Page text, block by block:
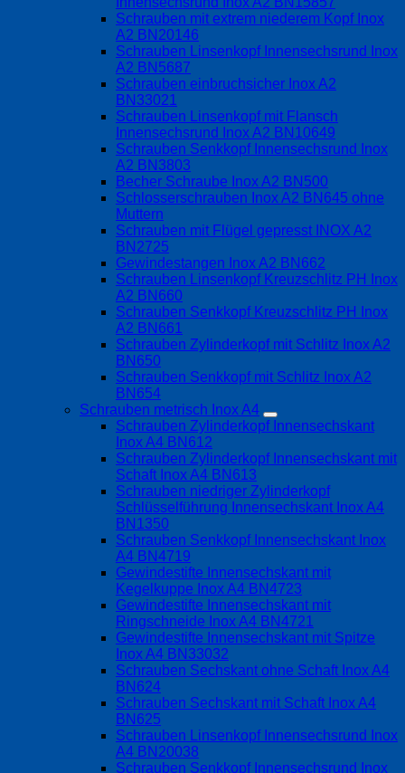
Schrauben mit extrem niederem Kopf Inox
A2 BN20146
Schrauben Linsenkopf Innensechsrund Inox
A2 BN5687
Schrauben einbruchsicher Inox A2
BN33021
Schrauben Linsenkopf mit Flansch
Innensechsrund Inox A2 BN10649
Schrauben Senkkopf Innensechsrund Inox
A2 BN3803
Becher Schraube Inox A2 BN500
Schlosserschrauben Inox A2 BN645 ohne
Muttern
Schrauben mit Flügel gepresst INOX A2
BN2725
Gewindestangen Inox A2 BN662
Schrauben Linsenkopf Kreuzschlitz PH Inox
A2 BN660
Schrauben Senkkopf Kreuzschlitz PH Inox
A2 BN661
Schrauben Zylinderkopf mit Schlitz Inox A2
BN650
Schrauben Senkkopf mit Schlitz Inox A2
BN654
Schrauben metrisch Inox A4
Schrauben Zylinderkopf Innensechskant
Inox A4 BN612
Schrauben Zylinderkopf Innensechskant mit
Schaft Inox A4 BN613
Schrauben niedriger Zylinderkopf
Schlüsselführung Innensechskant Inox A4
BN1350
Schrauben Senkkopf Innensechskant Inox
A4 BN4719
Gewindestifte Innensechskant mit
Kegelkuppe Inox A4 BN4723
Gewindestifte Innensechskant mit
Ringschneide Inox A4 BN4721
Gewindestifte Innensechskant mit Spitze
Inox A4 BN33032
Schrauben Sechskant ohne Schaft Inox A4
BN624
Schrauben Sechskant mit Schaft Inox A4
BN625
Schrauben Linsenkopf Innensechsrund Inox
A4 BN20038
Schrauben Senkkopf Innensechsrund Inox